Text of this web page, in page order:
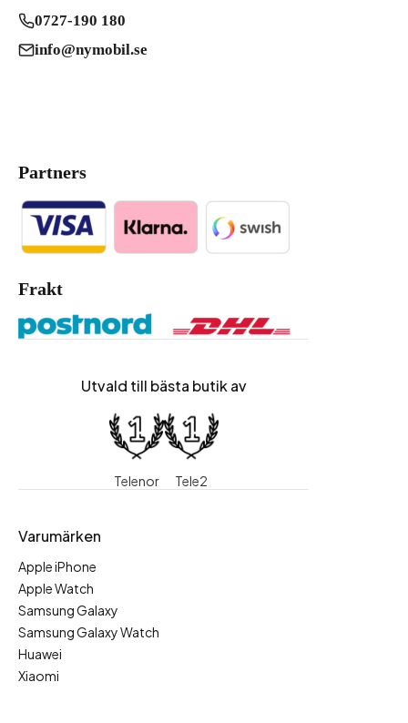
0727-190 180
info@nymobil.se
Partners
Frakt
Utvald till bästa butik av
Telenor Tele2
Varumärken
Apple iPhone
Apple Watch
Samsung Galaxy
Samsung Galaxy Watch
Huawei
Xiaomi